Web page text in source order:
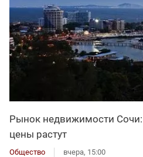
Рынок недвижимости Сочи:
цены растут
Общество вчера, 15:00